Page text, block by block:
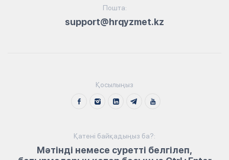
Пошта:
support@hrqyzmet.kz
Қосылыңыз
Қатені байқадыңыз ба?:
Мәтінді немесе суретті белгілеп,